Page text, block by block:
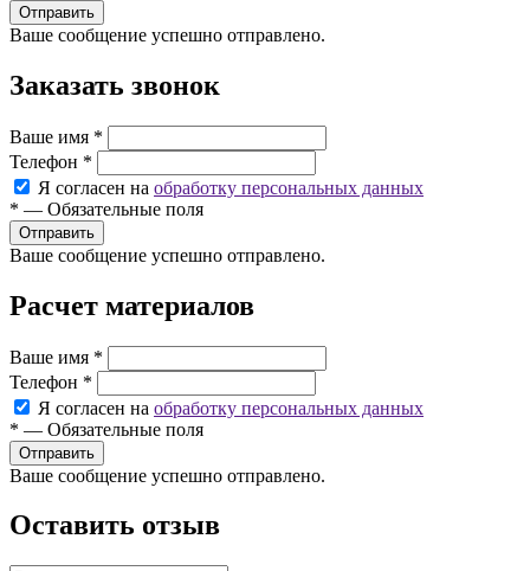
Ваше сообщение успешно отправлено.
Заказать звонок
Ваше имя *
Телефон *
Я согласен на обработку персональных данных
* — Обязательные поля
Ваше сообщение успешно отправлено.
Расчет материалов
Ваше имя *
Телефон *
Я согласен на обработку персональных данных
* — Обязательные поля
Ваше сообщение успешно отправлено.
Оставить отзыв